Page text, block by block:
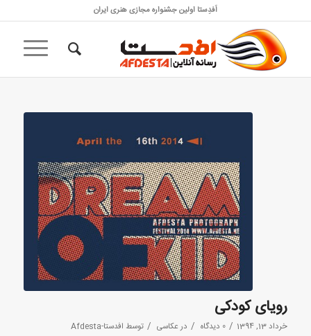
اَفدِستا اولین جشنواره مجازی هنری ایران
رویای کودکی
خرداد 13, 1394 / 0 دیدگاه / در عکاسی / توسط افدستا-Afdesta